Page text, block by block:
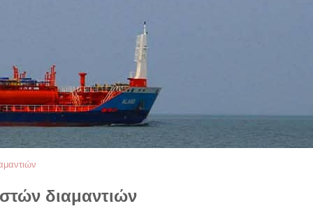
διαμαντιών